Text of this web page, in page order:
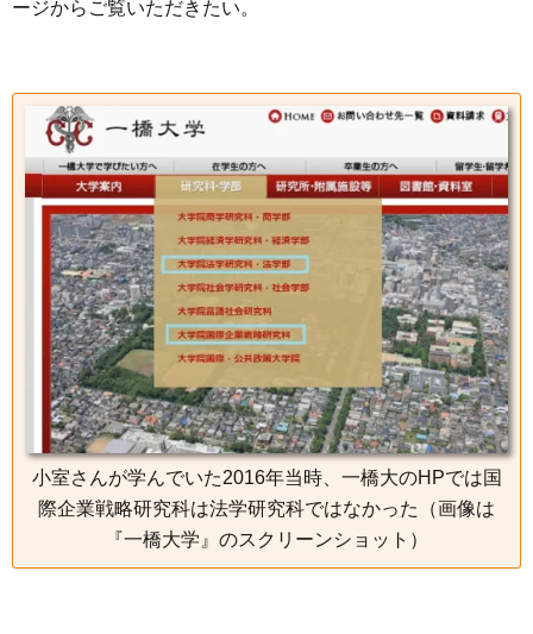
ージからご覧いただきたい。
小室さんが学んでいた2016年当時、一橋大のHPでは国
際企業戦略研究科は法学研究科ではなかった（画像は
『一橋大学』のスクリーンショット）